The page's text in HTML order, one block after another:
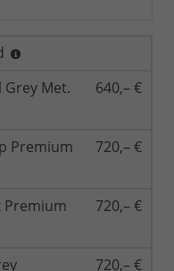
Grey Met. 640,– €
Premium
720,– €
Premium
720,– €
720,– €